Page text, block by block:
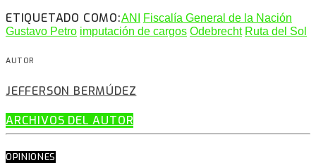
ETIQUETADO COMO:ANI
Fiscalía General de la Nación
Gustavo Petro imputación de cargos Odebrecht Ruta del Sol
AUTOR
JEFFERSON BERMÚDEZ
ARCHIVOS DEL AUTOR
OPINIONES